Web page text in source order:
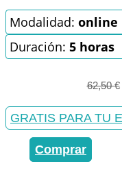
Modalidad: online
Duración: 5 horas
62,50€
GRATIS PARA TU
Comprar